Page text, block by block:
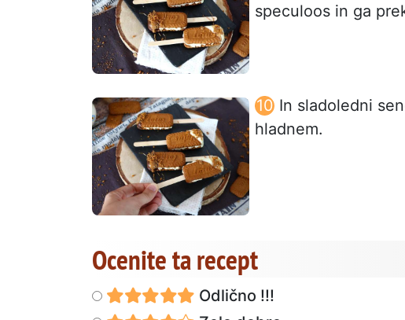
speculoos in ga
In sladoledni
hladnem.
Ocenite ta recept
Odlično !!!